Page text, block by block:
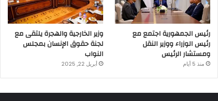
رئيس الجمهورية اجتمع مع
رئيس الوزراء ووزير النقل
ومستشار الرئيس
منذ 5 أيام
وزير الخارجية والهجرة يلتقى مع
لجنة حقوق الإنسان بمجلس
النواب
أبريل 22, 2025